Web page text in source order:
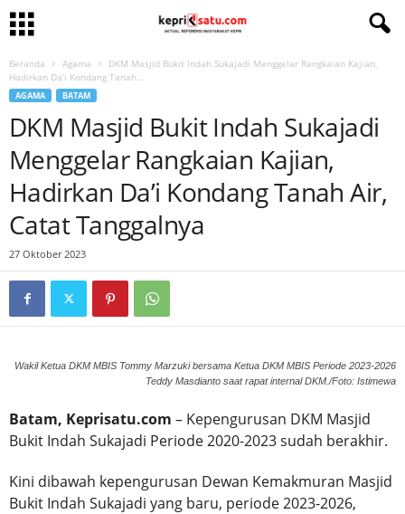
Beranda Agama
DKM Masjid Bukit Indah Sukajadi Menggelar Rangkaian Kajian,
Hadirkan Da’i Kondang Tanah...
AGAMA BATAM
DKM Masjid Bukit Indah Sukajadi
Menggelar Rangkaian Kajian,
Hadirkan Da’i Kondang Tanah Air,
Catat Tanggalnya
27 Oktober 2023
Wakil Ketua DKM MBIS Tommy Marzuki bersama Ketua DKM MBIS Periode 2023-2026
Teddy Masdianto saat rapat internal DKM./Foto: Istimewa
Batam, Keprisatu.com – Kepengurusan DKM Masjid
Bukit Indah Sukajadi Periode 2020-2023 sudah berakhir.
Kini dibawah kepengurusan Dewan Kemakmuran Masjid
Bukit Indah Sukajadi yang baru, periode 2023-2026,